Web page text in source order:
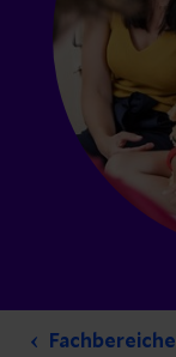
Fachbereiche